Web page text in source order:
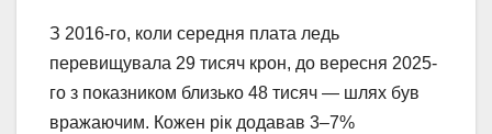
З 2016-го, коли середня плата ледь
перевищувала 29 тисяч крон, до вересня 2025-
го з показником близько 48 тисяч — шлях був
вражаючим. Кожен рік додавав 3–7%